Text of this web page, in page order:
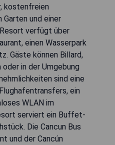
kostenfreien
Garten und einer
verfügt über
einen Wasserpark
Gäste können Billard,
in der Umgebung
sind eine
ein
WLAN im
serviert ein Buffet-
Die Cancun Bus
und der Cancún